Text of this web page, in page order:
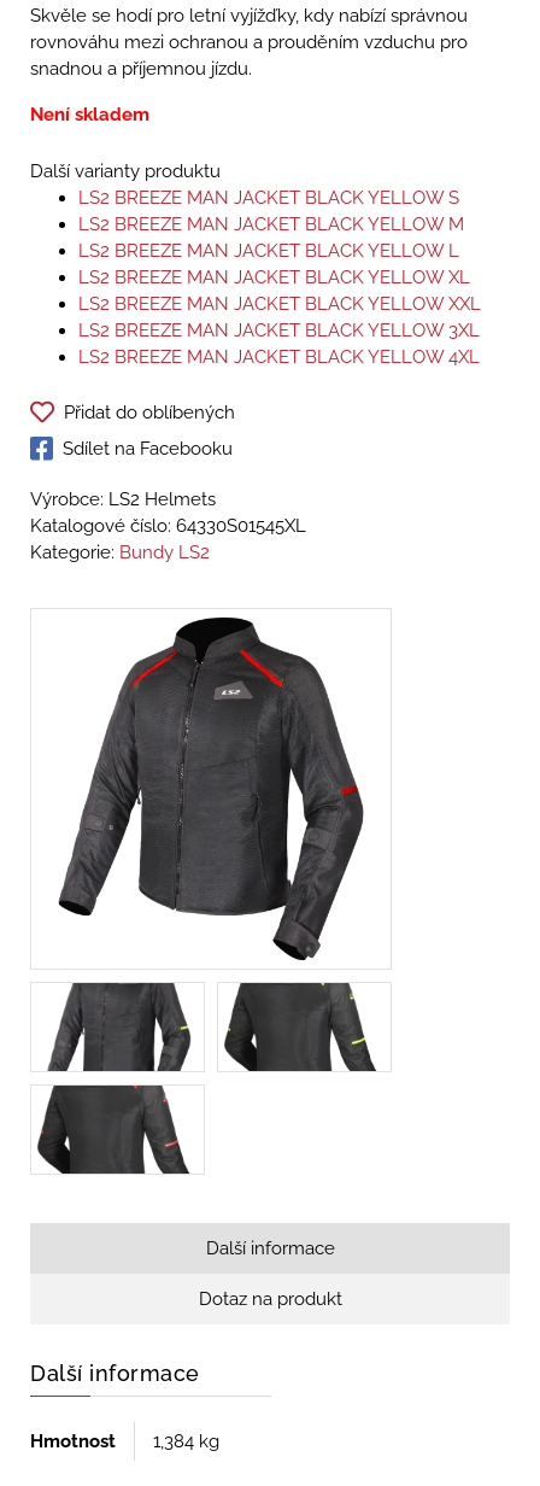
Skvěle se hodí pro letní vyjížďky, kdy nabízí správnou
rovnováhu mezi ochranou a prouděním vzduchu pro
snadnou a příjemnou jízdu.
Není skladem
Další varianty produktu
LS2 BREEZE MAN JACKET BLACK YELLOW S
LS2 BREEZE MAN JACKET BLACK YELLOW M
LS2 BREEZE MAN JACKET BLACK YELLOW L
LS2 BREEZE MAN JACKET BLACK YELLOW XL
LS2 BREEZE MAN JACKET BLACK YELLOW XXL
LS2 BREEZE MAN JACKET BLACK YELLOW 3XL
LS2 BREEZE MAN JACKET BLACK YELLOW 4XL
Přidat do oblíbených
Sdílet na Facebooku
Výrobce: LS2 Helmets
Katalogové číslo: 64330S01545XL
Kategorie: Bundy LS2
Další informace
Dotaz na produkt
Další informace
Hmotnost 1,384 kg